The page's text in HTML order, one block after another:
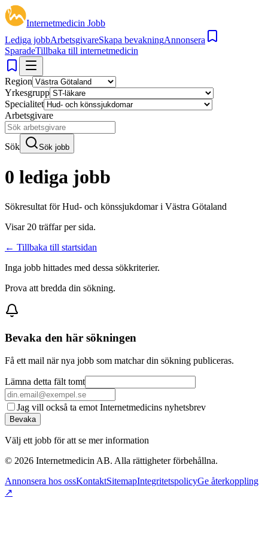
Internetmedicin Jobb
Lediga jobbArbetsgivareSkapa bevakningAnnonsera
SparadeTillbaka till internetmedicin
Region
Yrkesgrupp
Specialitet
Arbetsgivare
Sök Sök jobb
0 lediga jobb
Sökresultat förHud- och könssjukdomar i Västra Götaland
Visar 20 träffar per sida.
← Tillbaka till startsidan
Inga jobb hittades med dessa sökkriterier.
Prova att bredda din sökning.
Bevaka den här sökningen
Få ett mail när nya jobb som matchar din sökning publiceras.
Lämna detta fält tomt
Jag vill också ta emot Internetmedicins nyhetsbrev
Bevaka
Välj ett jobb för att se mer information
© 2026 Internetmedicin AB. Alla rättigheter förbehållna.
Annonsera hos ossKontaktSitemapIntegritetspolicyGe återkoppling
↗